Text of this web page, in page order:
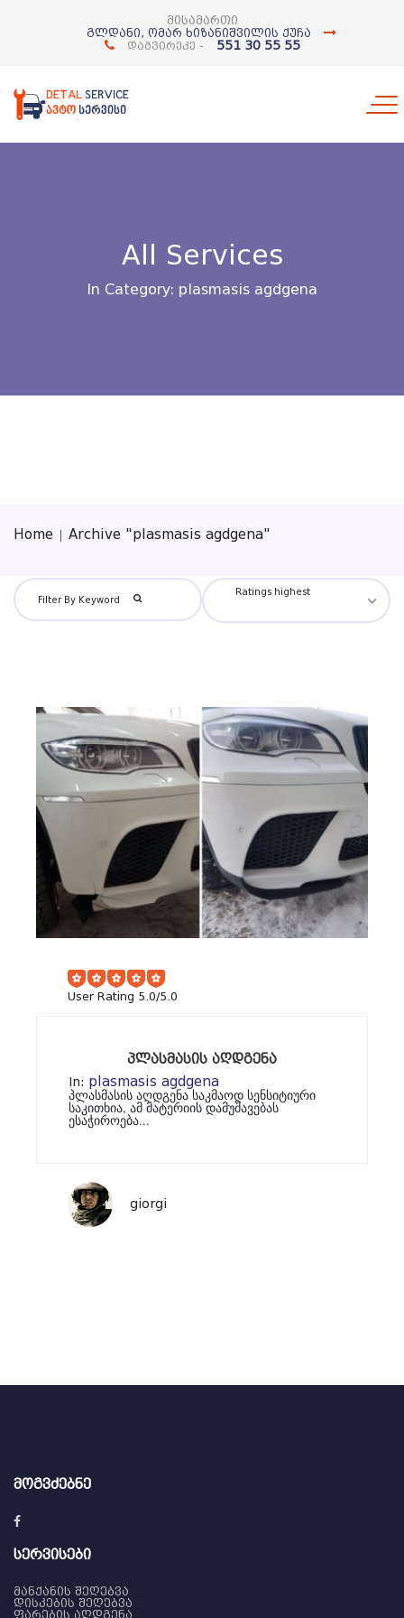
მისამართი
გლდანი, ომარ ხიზანიშვილის ქუჩა
დაგვირეკე - 551 30 55 55
All Services
In Category: plasmasis agdgena
Home Archive "plasmasis agdgena"
Ratings highest
User Rating 5.0/5.0
ᲞᲚᲐᲡᲛᲐᲡᲘᲡ ᲐᲦᲓᲒᲔᲜᲐ
In: plasmasis agdgena
პლასმასის აღდგენა საკმაოდ სენსიტიური
საკითხია, ამ მატერიის დამუშავებას
ესაჭიროება...
giorgi
ᲛᲝᲒᲕᲫᲔᲑᲜᲔ
ᲡᲔᲠᲕᲘᲡᲔᲑᲘ
მანქანის შეღებვა
დისკების შეღებვა
ფარების აღდგენა